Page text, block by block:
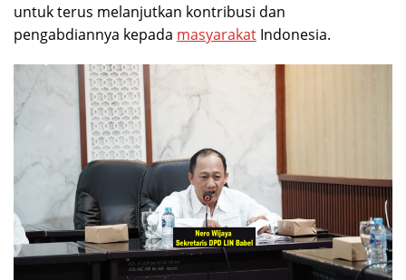
untuk terus melanjutkan kontribusi dan
pengabdiannya kepada masyarakat Indonesia.